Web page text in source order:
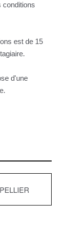
conditions
est de 15
d'une